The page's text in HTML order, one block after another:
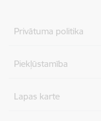
Privātuma politika
Piekļūstamība
Lapas karte